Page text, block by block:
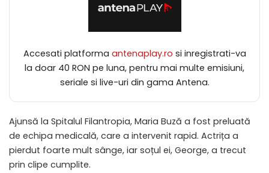
Accesati platforma antenaplay.ro si inregistrati-va
la doar 40 RON pe luna, pentru mai multe emisiuni,
seriale si live-uri din gama Antena.
Ajunsă la Spitalul Filantropia, Maria Buză a fost preluată
de echipa medicală, care a intervenit rapid. Actrița a
pierdut foarte mult sânge, iar soțul ei, George, a trecut
prin clipe cumplite.